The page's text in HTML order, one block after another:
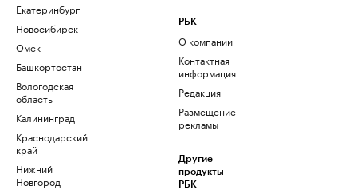
Екатеринбург
Новосибирск
Омск
Башкортостан
Вологодская
область
Калининград
Краснодарский
край
Нижний
Новгород
РБК
О компании
Контактная
информация
Редакция
Размещение
рекламы
Другие
продукты
РБК